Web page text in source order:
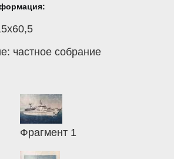
частное собрание
Фрагмент 1